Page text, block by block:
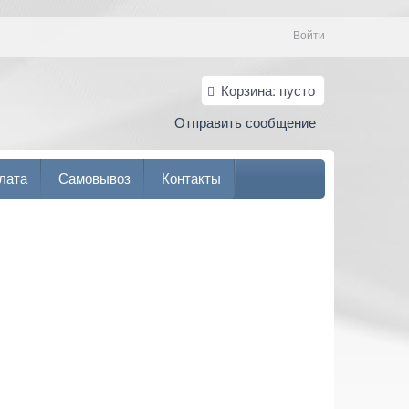
Войти
Корзина: пусто
Отправить сообщение
Самовывоз Контакты